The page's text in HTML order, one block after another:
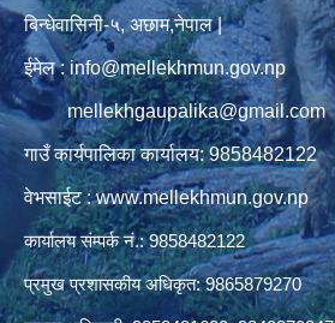
बिन्धेवासिनी-५, अछाम,नेपाल |
ईमेल : info@mellekhmun.gov.np
mellekhgaupalika@gmail.com
गाउँ कार्यपालिका कार्यालय: 9858482122
वेभसाईट : www.mellekhmun.gov.np
कार्यालय संम्पर्क नं.: 9858482122
प्रमुख प्रशासकीय अधिकृत: 9865879270